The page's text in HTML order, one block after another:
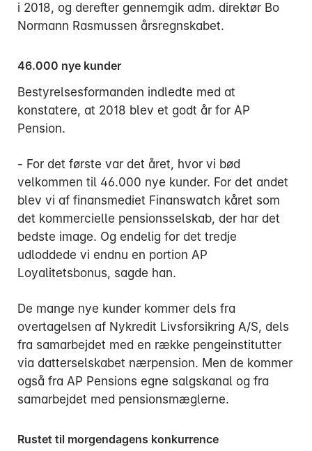
i 2018, og derefter gennemgik adm. direktør Bo
Normann Rasmussen årsregnskabet.
46.000 nye kunder
Bestyrelsesformanden indledte med at
konstatere, at 2018 blev et godt år for AP
Pension.
- For det første var det året, hvor vi bød
velkommen til 46.000 nye kunder. For det andet
blev vi af finansmediet Finanswatch kåret som
det kommercielle pensionsselskab, der har det
bedste image. Og endelig for det tredje
udloddede vi endnu en portion AP
Loyalitetsbonus, sagde han.
De mange nye kunder kommer dels fra
overtagelsen af Nykredit Livsforsikring A/S, dels
fra samarbejdet med en række pengeinstitutter
via datterselskabet nærpension. Men de kommer
også fra AP Pensions egne salgskanal og fra
samarbejdet med pensionsmæglerne.
Rustet til morgendagens konkurrence